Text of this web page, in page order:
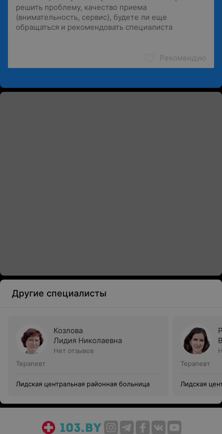
Рекомендую
Другие специалисты
Козлова
Лидия Николаевна
Нет отзывов
Терапевт
Лидская центральная районная больница
Терапевт
Лидская